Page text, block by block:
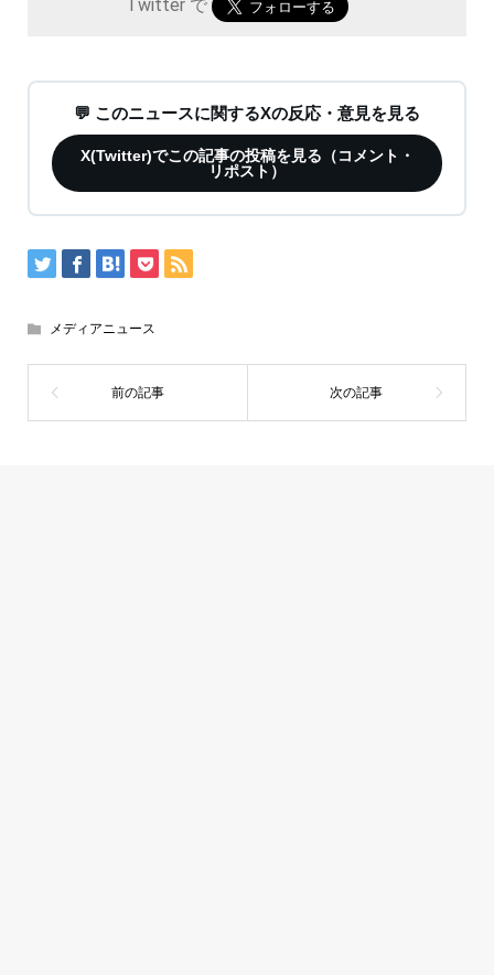
Twitter で
💬 このニュースに関するXの反応・意見を見る
X(Twitter)でこの記事の投稿を見る（コメント・
リポスト）
メディアニュース